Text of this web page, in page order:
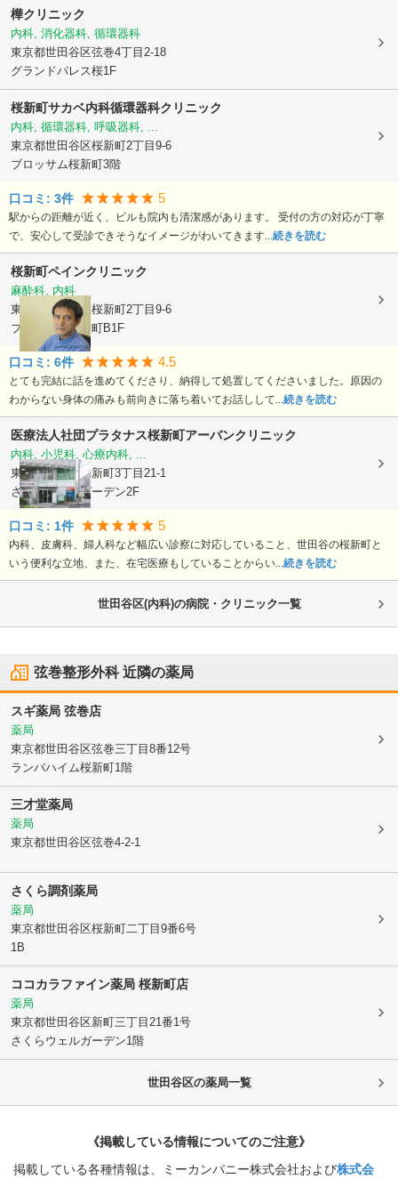
樺クリニック
内科, 消化器科, 循環器科
東京都世田谷区弦巻4丁目2-18
グランドパレス桜1F
桜新町サカベ内科循環器科クリニック
内科, 循環器科, 呼吸器科, ...
東京都世田谷区桜新町2丁目9-6
ブロッサム桜新町3階
口コミ: 3件 5
駅からの距離が近く、ビルも院内も清潔感があります。 受付の方の対応が丁寧
で、安心して受診できそうなイメージがわいてきます... 続きを読む
桜新町ペインクリニック
麻酔科, 内科
東京都世田谷区 桜新町2丁目9-6
ブロッサム桜新町B1F
口コミ: 6件 4.5
とても完結に話を進めてくださり、納得して処置してくださいました。原因の
わからない身体の痛みも前向きに落ち着いてお話しして... 続きを読む
医療法人社団プラタナス桜新町アーバンクリニック
内科, 小児科, 心療内科, ...
東京都世田谷区新町3丁目21-1
さくらウェルガーデン2F
口コミ: 1件 5
内科、皮膚科、婦人科など幅広い診察に対応していること、世田谷の桜新町と
いう便利な立地、また、在宅医療もしていることからい... 続きを読む
世田谷区(内科)の病院・クリニック一覧
弦巻整形外科近隣の薬局
スギ薬局 弦巻店
薬局
東京都世田谷区弦巻三丁目8番12号
ランバハイム桜新町1階
三才堂薬局
薬局
東京都世田谷区弦巻4-2-1
さくら調剤薬局
薬局
東京都世田谷区桜新町二丁目9番6号
1B
ココカラファイン薬局 桜新町店
薬局
東京都世田谷区新町三丁目21番1号
さくらウェルガーデン1階
世田谷区の薬局一覧
《掲載している情報についてのご注意》
掲載している各種情報は、ミーカンパニー株式会社および株式会